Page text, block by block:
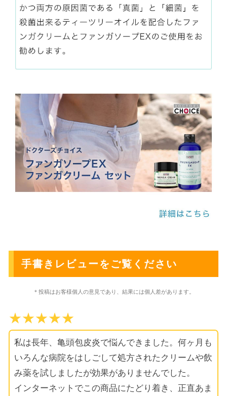
手書きレビューをご覧ください
＊投稿はお客様個人の意見であり、結果には個人差があります。
★★★★★
私は長年、亀頭包皮炎で悩んできました。何ヶ月も
いろんな病院をはしごして処方されたクリームや飲
み薬を試しましたが効果がありませんでした。
インターネットでこの商品にたどり着き、正直あま